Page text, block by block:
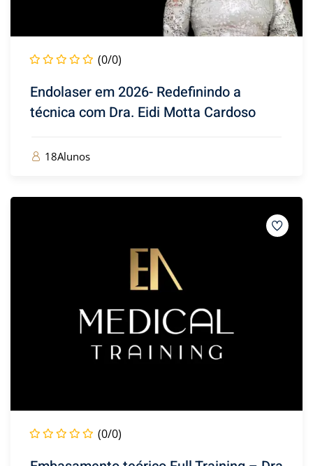
(0/0)
Endolaser em 2026- Redefinindo a
técnica com Dra. Eidi Motta Cardoso
18Alunos
(0/0)